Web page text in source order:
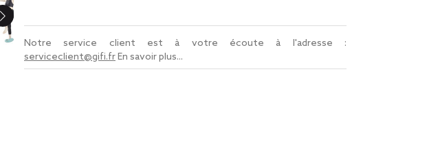
Notre service client est à votre écoute à l'adresse :
serviceclient@gifi.frEn savoir plus...